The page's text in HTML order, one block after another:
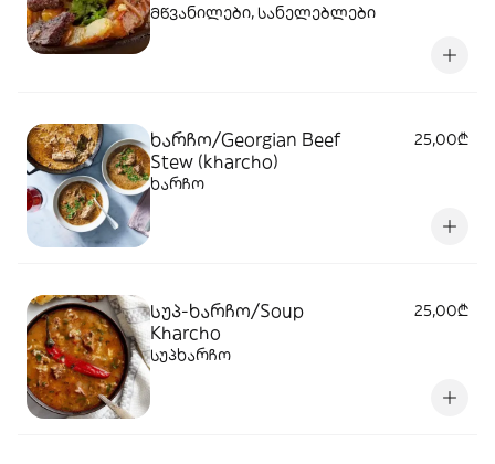
მწვანილები, სანელებლები
ხარჩო/Georgian Beef
Stew (kharcho)
25,00₾
ხარჩო
სუპ-ხარჩო/Soup
Kharcho
25,00₾
სუპხარჩო